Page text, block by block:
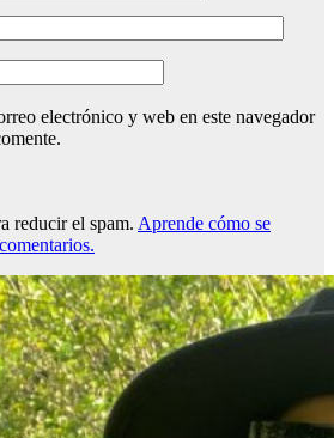
electrónico y web en este navegador
reducir el spam. Aprende cómo se